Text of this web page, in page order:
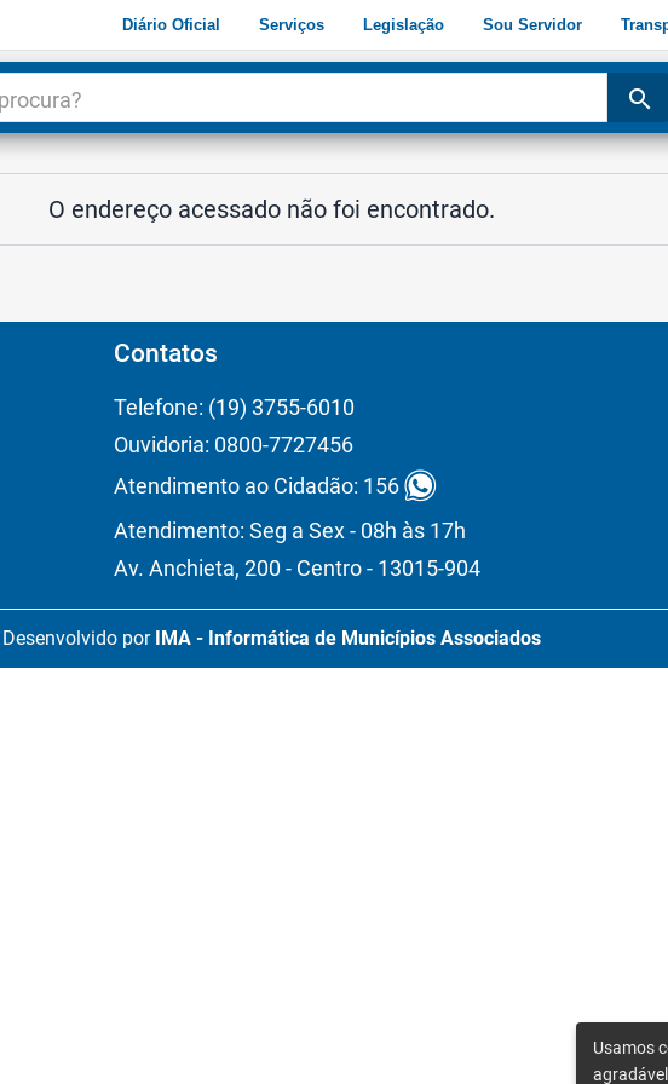
Diário Oficial Serviços Legislação Sou Servidor
search
O endereço acessado não foi encontrado.
Contatos
Telefone: (19) 3755-6010
Ouvidoria: 0800-7727456
Atendimento ao Cidadão: 156
Atendimento: Seg a Sex - 08h às 17h
Av. Anchieta, 200 - Centro - 13015-904
Desenvolvido por IMA - Informática de Municípios Associados
Usamos